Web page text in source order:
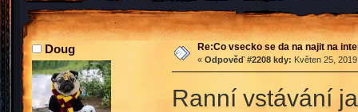
Doug Re:Co vsecko se da na najit na
« Odpověď #2208 kdy: Květen 25,
Ranní vstávání